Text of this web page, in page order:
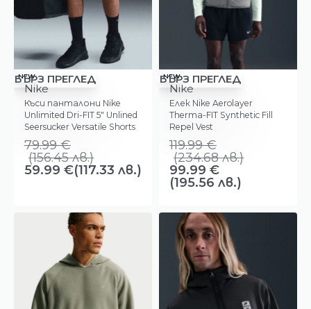
-25%
NEW
БЪРЗ ПРЕГЛЕД
Nike
Къси панталони Nike
Unlimited Dri-FIT 5″ Unlined
Seersucker Versatile Shorts
Black
79.99€
(156.45лв.)
59.99 €(117.33 лв.)
-17%
NEW
БЪРЗ ПРЕГЛЕД
Nike
Елек Nike Aerolayer
Therma-FIT Synthetic Fill
Repel Vest
119.99€
(234.68лв.)
99.99 €
(195.56 лв.)